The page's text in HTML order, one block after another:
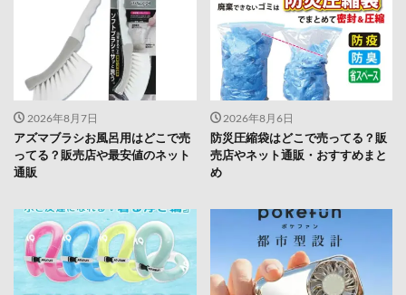
2026年8月7日
アズマブラシお風呂用はどこで売
ってる？販売店や最安値のネット
通販
2026年8月6日
防災圧縮袋はどこで売ってる？販
売店やネット通販・おすすめまと
め